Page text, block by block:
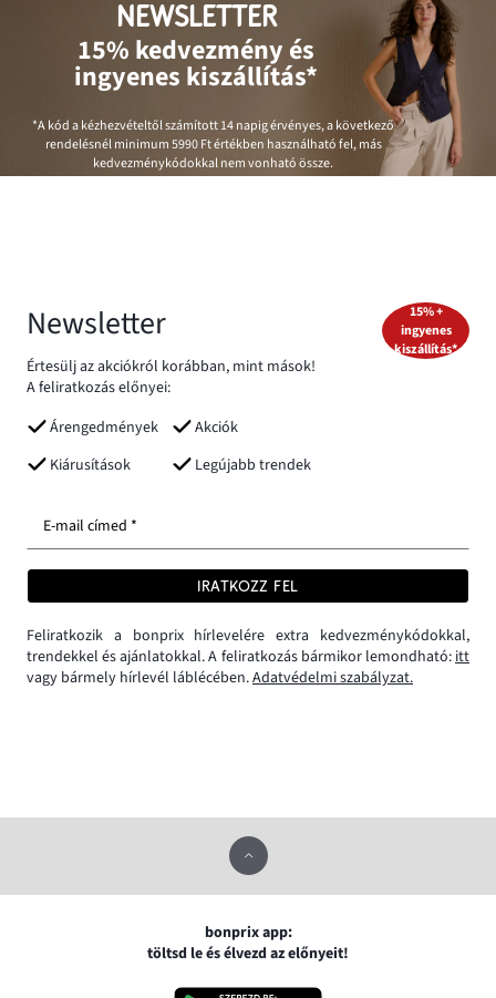
NEWSLETTER
15% kedvezmény és
ingyenes kiszállítás*
*A kód a kézhezvételtől számított 14 napig érvényes, a következő
rendelésnél minimum5990 Ftértékben használható fel, más
kedvezménykódokkal nem vonható össze.
Newsletter
Értesülj az akciókról korábban, mint mások!
A feliratkozás előnyei:
Árengedmények
Akciók
Kiárusítások
Legújabb trendek
15% +
ingyenes
kiszállítás*
E-mail címed *
IRATKOZZ FEL
Feliratkozik a bonprix hírlevelére extra kedvezménykódokkal,
trendekkel és ajánlatokkal. A feliratkozás bármikor lemondható:itt
vagy bármely hírlevél láblécében.Adatvédelmi szabályzat.
bonprix app:
töltsd le és élvezd az előnyeit!